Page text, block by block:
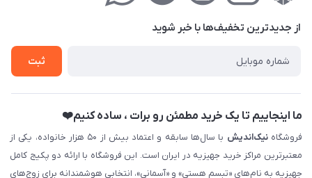
فروش‌اقساطی
از جدید‌ترین تخفیف‌ها با‌ خبر شوید
ثبت
ما اینجاییم تا یک خرید مطمئن رو برات ، ساده کنیم❤️
فروشگاهنیک‌اندیش
با سال‌ها سابقه و اعتماد بیش از ۵۰ هزار خانواده، یکی از
معتبرترین مراکز خرید جهیزیه در ایران است. این فروشگاه با ارائه دو پکیج کامل
جهیزیه به نام‌های «تبسم هستی» و «آسمانی»، انتخابی هوشمندانه برای زوج‌های